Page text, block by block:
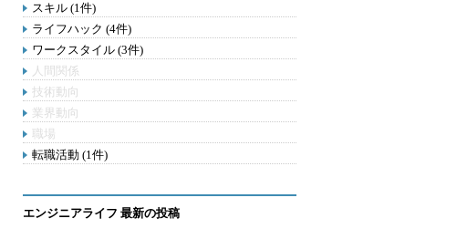
スキル (1件)
ライフハック (4件)
ワークスタイル (3件)
人間関係
技術動向
業界動向
職場
転職活動 (1件)
エンジニアライフ 最新の投稿